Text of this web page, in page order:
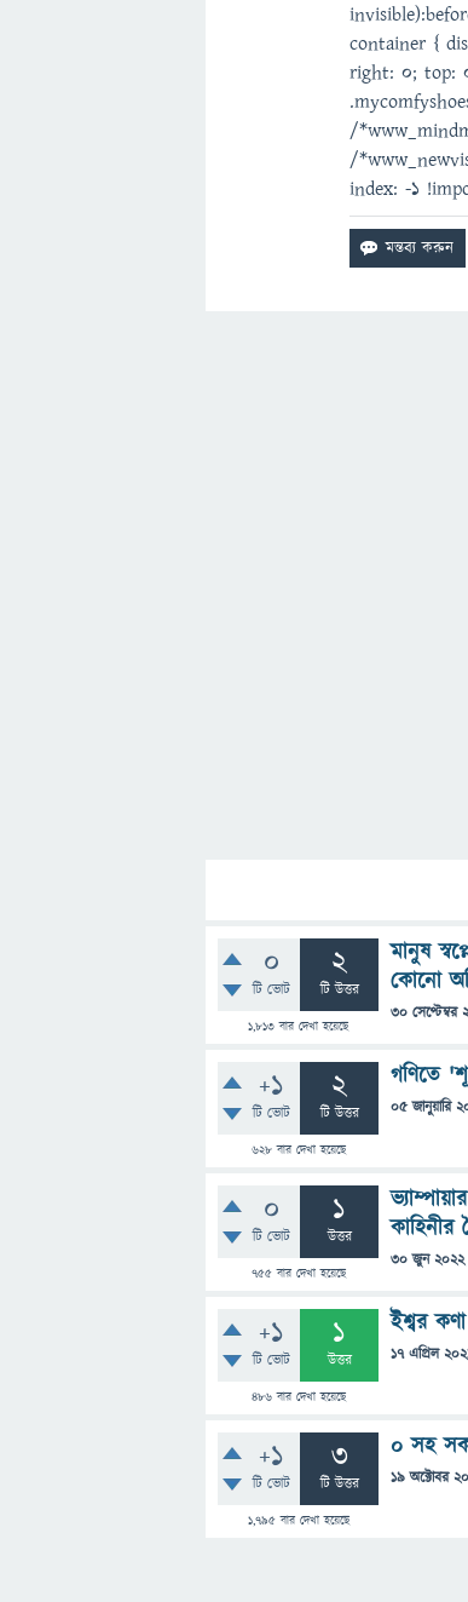
container {
right: 0; top:
/
/
index: -1
0
টি ভোট
2
টি উত্তর
1,813 বার দেখা হয়েছে
মানুষ
কোনো
30 সেপ্টেম্বর
+1
টি ভোট
2
টি উত্তর
628বার দেখা হয়েছে
গণিতে
05 জানুয়ারি
0
টি ভোট
1
উত্তর
755বার দেখা হয়েছে
কাহিনীর
30 জুন 2022
+1
টি ভোট
1
উত্তর
486বার দেখা হয়েছে
ইশ্বর
17 এপ্রিল
+1
টি ভোট
3
টি উত্তর
1,795বার দেখা হয়েছে
০ সহ
19 অক্টোবর